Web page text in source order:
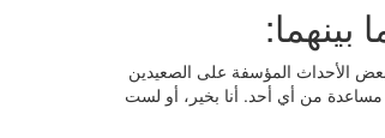
بينهما:
الأحداث المؤسفة على الصعيدين
مساعدة من أي أحد. أنا بخير، أو لست